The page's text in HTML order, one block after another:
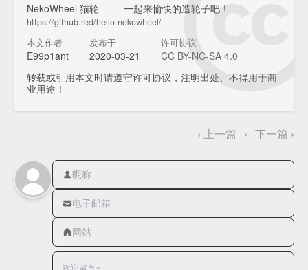
NekoWheel 猫轮 —— 一起来愉快的造轮子吧！
https://github.red/hello-nekowheel/
本文作者
E99p1ant
发布于
2020-03-21
许可协议
CC BY-NC-SA 4.0
转载或引用本文时请遵守许可协议，注明出处、不得用于商
业用途！
‹ 上一篇 • 下一篇 ›